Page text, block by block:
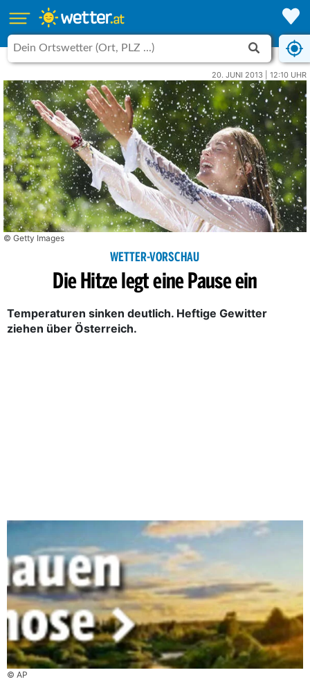
20. JUNI 2013 | 12:10 UHR
© Getty Images
WETTER-VORSCHAU
Die Hitze legt eine Pause ein
Temperaturen sinken deutlich. Heftige Gewitter
ziehen über Österreich.
© AP